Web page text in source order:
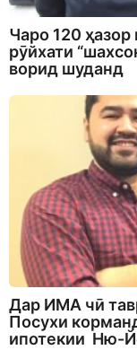
Чаро 120
рӯйхати
ворид шуданд
Дар ИМА чӣ
Посухи
ипотекии Ню-